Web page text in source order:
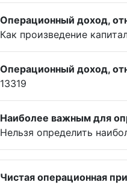
Операционный доход,
Как произведение
Операционный доход,
13319
Наиболее важным для
Нельзя определить
Чистая операционная